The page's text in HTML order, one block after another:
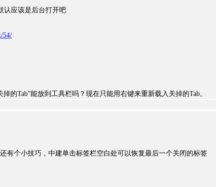
认应该是后台打开吧
54/
的Tab”能放到工具栏吗？现在只能用右键来重新载入关掉的Tab。
有个小技巧，中建单击标签栏空白处可以恢复最后一个关闭的标签